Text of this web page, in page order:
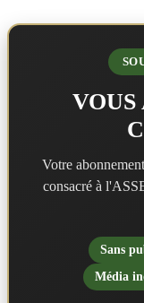
VOUS
Votre
consacré à
Sans
Média